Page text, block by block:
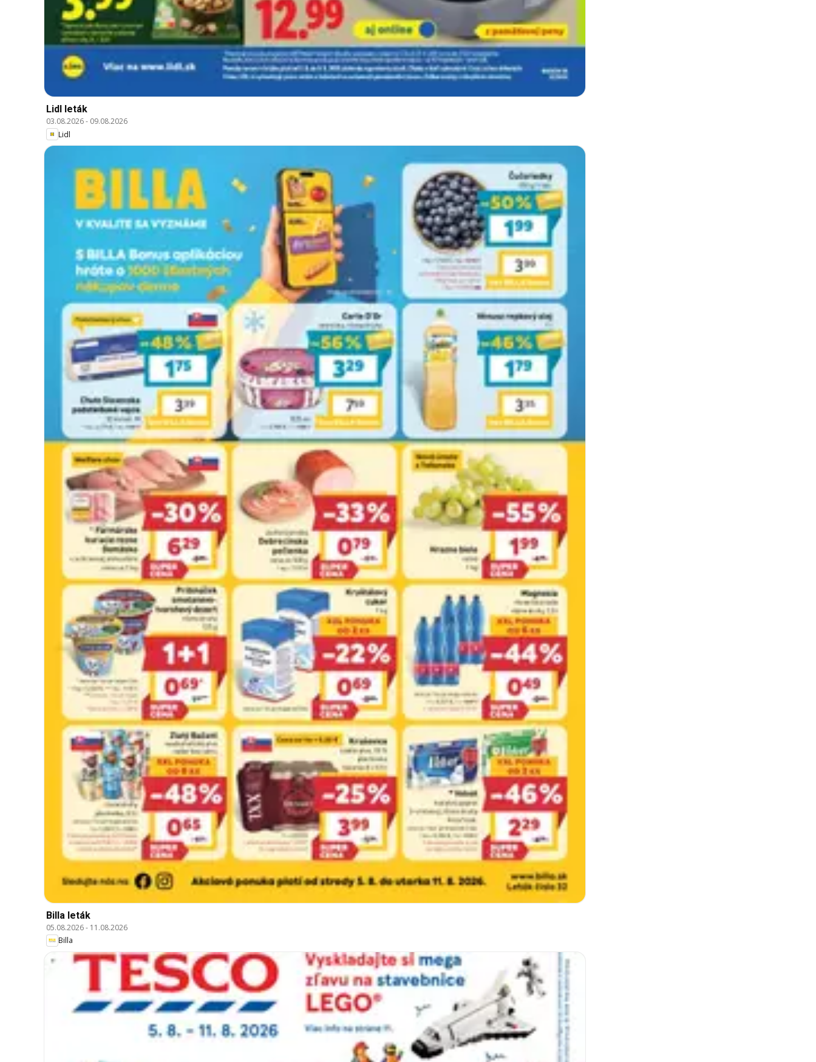
Lidl leták
03.08.2026- 09.08.2026
Lidl
Billa leták
05.08.2026- 11.08.2026
Billa